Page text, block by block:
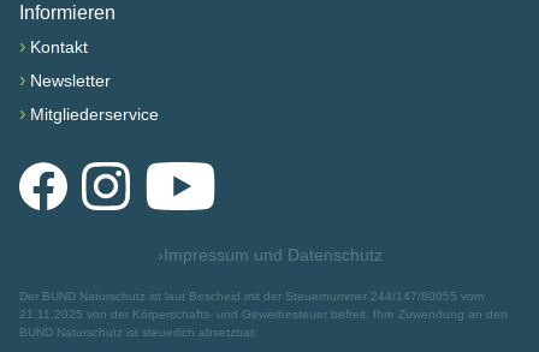
Informieren
› Kontakt
› Newsletter
› Mitgliederservice
FacebookInstagramYouTube
›Impressum und Datenschutz
Der BUND Naturschutz ist laut Bescheid mit der Steuernummer 244/147/80055 vom
21.11.2025 von der Körperschafts- und Gewerbesteuer befreit. Ihre Zuwendung an den
BUND Naturschutz ist steuerlich absetzbar.